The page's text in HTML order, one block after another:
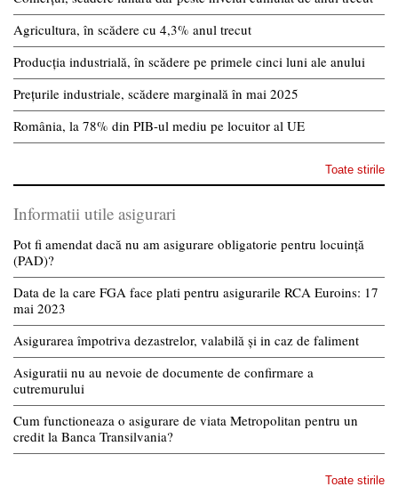
Agricultura, în scădere cu 4,3% anul trecut
Producția industrială, în scădere pe primele cinci luni ale anului
Prețurile industriale, scădere marginală în mai 2025
România, la 78% din PIB-ul mediu pe locuitor al UE
Toate stirile
Informatii utile asigurari
Pot fi amendat dacă nu am asigurare obligatorie pentru locuință
(PAD)?
Data de la care FGA face plati pentru asigurarile RCA Euroins: 17
mai 2023
Asigurarea împotriva dezastrelor, valabilă și in caz de faliment
Asiguratii nu au nevoie de documente de confirmare a
cutremurului
Cum functioneaza o asigurare de viata Metropolitan pentru un
credit la Banca Transilvania?
Toate stirile